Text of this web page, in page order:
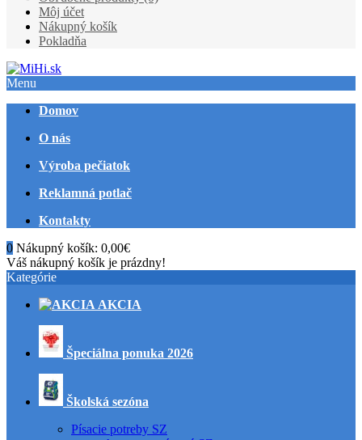
Môj účet
Nákupný košík
Pokladňa
Menu
Domov
O nás
Výroba pečiatok
Reklamná potlač
Kontakty
0 Nákupný košík: 0,00€
Váš nákupný košík je prázdny!
Kategórie
AKCIA
Špeciálna ponuka 2026
Školská sezóna
Písacie potreby SZ